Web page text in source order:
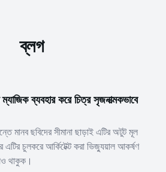
ব্লগ
ব্যবহার করে চিত্র সৃজনাত্মকভাবে
মানব ছবিদের সীমানা ছাড়াই এটির অটুট মূল
এটির চুলকরে আর্কিটেক্ট করা ভিজ্যুয়াল আকর্ষণ
থাকুক।